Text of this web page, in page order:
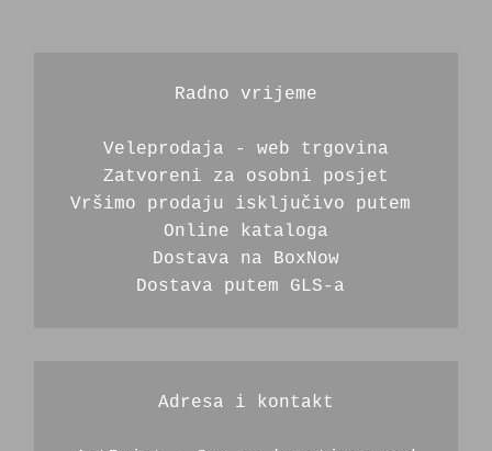
Radno vrijeme
Veleprodaja - web trgovina
Zatvoreni za osobni posjet
Vršimo prodaju isključivo putem
Online kataloga
Dostava na BoxNow
Dostava putem GLS-a
Adresa i kontakt